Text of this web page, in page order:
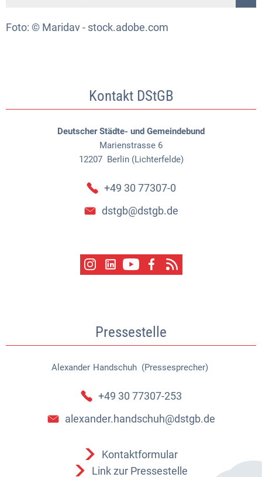
Foto: © Maridav - stock.adobe.com
Kontakt DStGB
Deutscher Städte- und Gemeindebund
Marienstrasse 6
12207 Berlin (Lichterfelde)
+49 30 77307-0
dstgb@dstgb.de
Pressestelle
Alexander Handschuh (Pressesprecher)
Alexander Handschuh
+49 30 77307-253
alexander.handschuh@dstgb.de
Kontaktformular
Link zur Pressestelle